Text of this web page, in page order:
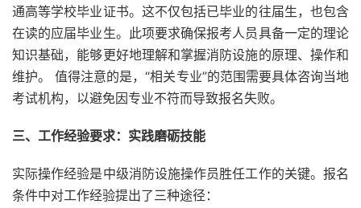
通高等学校毕业证书。这不仅包括已毕业的往届生，也包含
在读的应届毕业生。此项要求确保报考人员具备一定的理论
知识基础，能够更好地理解和掌握消防设施的原理、操作和
维护。 值得注意的是，“相关专业”的范围需要具体咨询当地
考试机构，以避免因专业不符而导致报名失败。
三、工作经验要求：实践磨砺技能
实际操作经验是中级消防设施操作员胜任工作的关键。报名
条件中对工作经验提出了三种途径：